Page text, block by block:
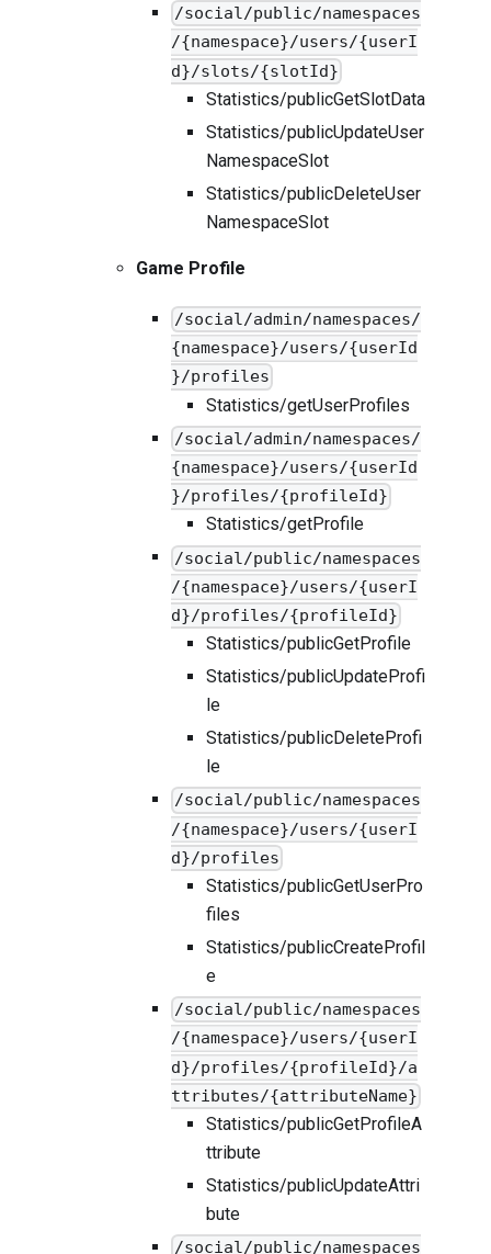
/social/public/namespaces
/{namespace}/users/{userI
d}/slots/{slotId}
Statistics/publicGetSlotData
Statistics/publicUpdateUser
NamespaceSlot
Statistics/publicDeleteUser
NamespaceSlot
Game Profile
/social/admin/namespaces/
{namespace}/users/{userId
}/profiles
Statistics/getUserProfiles
/social/admin/namespaces/
{namespace}/users/{userId
}/profiles/{profileId}
Statistics/getProfile
/social/public/namespaces
/{namespace}/users/{userI
d}/profiles/{profileId}
Statistics/publicGetProfile
Statistics/publicUpdateProfi
le
Statistics/publicDeleteProfi
le
/social/public/namespaces
/{namespace}/users/{userI
d}/profiles
Statistics/publicGetUserPro
files
Statistics/publicCreateProfil
e
/social/public/namespaces
/{namespace}/users/{userI
d}/profiles/{profileId}/a
ttributes/{attributeName}
Statistics/publicGetProfileA
ttribute
Statistics/publicUpdateAttri
bute
/social/public/namespaces